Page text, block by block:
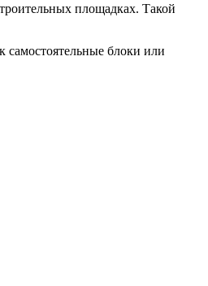
площадках. Такой
самостоятельные блоки или